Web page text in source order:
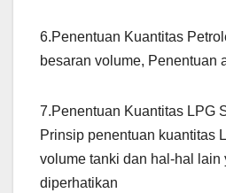
6.Penentuan Kuantitas
besaran volume, Penentuan
7.Penentuan Kuantitas LPG
Prinsip penentuan kuantitas
volume tanki dan hal-hal lain
diperhatikan